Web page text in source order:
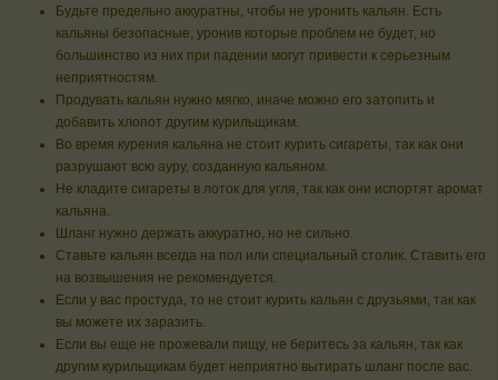
Будьте предельно аккуратны, чтобы не уронить кальян. Есть
кальяны безопасные, уронив которые проблем не будет, но
большинство из них при падении могут привести к серьезным
неприятностям.
Продувать кальян нужно мягко, иначе можно его затопить и
добавить хлопот другим курильщикам.
Во время курения кальяна не стоит курить сигареты, так как они
разрушают всю ауру, созданную кальяном.
Не кладите сигареты в лоток для угля, так как они испортят аромат
кальяна.
Шланг нужно держать аккуратно, но не сильно.
Ставьте кальян всегда на пол или специальный столик. Ставить его
на возвышения не рекомендуется.
Если у вас простуда, то не стоит курить кальян с друзьями, так как
вы можете их заразить.
Если вы еще не прожевали пищу, не беритесь за кальян, так как
другим курильщикам будет неприятно вытирать шланг после вас.